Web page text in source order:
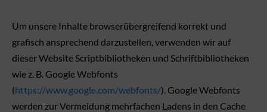
Um unsere Inhalte browserübergreifend korrekt und
grafisch ansprechend darzustellen, verwenden wir auf
dieser Website Scriptbibliotheken und Schriftbibliotheken
wie z. B. Google Webfonts
(https://www.google.com/webfonts/). Google Webfonts
werden zur Vermeidung mehrfachen Ladens in den Cache